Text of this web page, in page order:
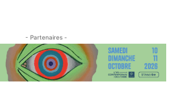
- Partenaires -